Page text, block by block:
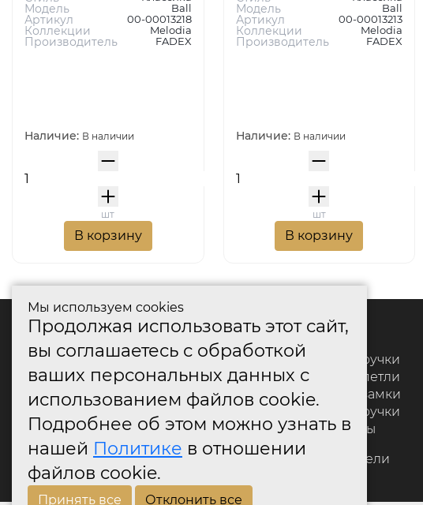
Модель Ball
Артикул 00-00013218
Коллекции Melodia
Производитель FADEX
Наличие: В наличии
шт
В корзину
Модель Ball
Артикул 00-00013213
Коллекции Melodia
Производитель FADEX
Наличие: В наличии
шт
В корзину
каталог
Дверные ручки
Дверные петли
Дверные замки
Оконные ручки
Аксессуары
Дверные
ограничители
Мы используем cookies
Продолжая использовать этот сайт,
вы соглашаетесь с обработкой
ваших персональных данных с
использованием файлов cookie.
Подробнее об этом можно узнать в
нашей Политике в отношении
файлов cookie.
Принять все Отклонить все